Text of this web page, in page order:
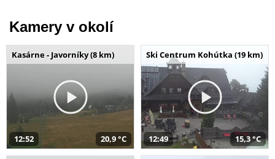
Kamery v okolí
Kasárne - Javorníky (8 km)
12:52 20,9 °C
Ski Centrum Kohútka (19 km)
12:49 15,3 °C